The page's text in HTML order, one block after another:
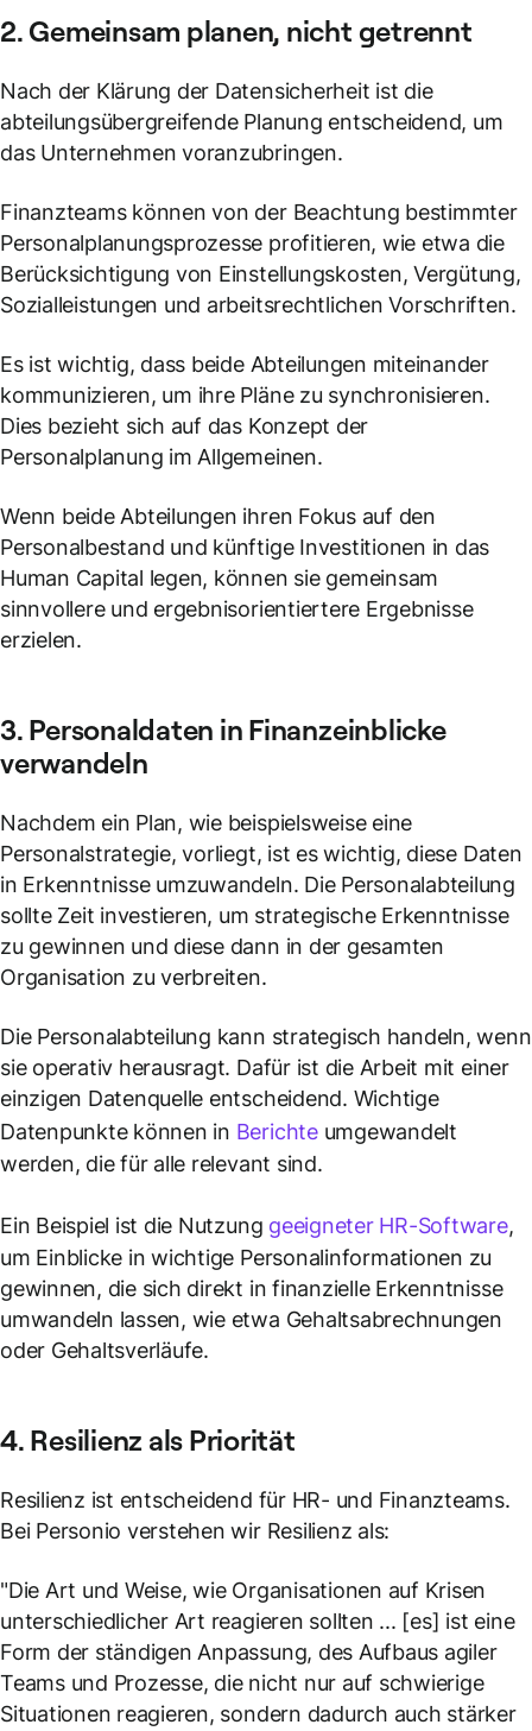
2. Gemeinsam planen, nicht getrennt
Nach der Klärung der Datensicherheit ist die
abteilungsübergreifende Planung entscheidend, um
das Unternehmen voranzubringen.
Finanzteams können von der Beachtung bestimmter
Personalplanungsprozesse profitieren, wie etwa die
Berücksichtigung von Einstellungskosten, Vergütung,
Sozialleistungen und arbeitsrechtlichen Vorschriften.
Es ist wichtig, dass beide Abteilungen miteinander
kommunizieren, um ihre Pläne zu synchronisieren.
Dies bezieht sich auf das Konzept der
Personalplanung im Allgemeinen.
Wenn beide Abteilungen ihren Fokus auf den
Personalbestand und künftige Investitionen in das
Human Capital legen, können sie gemeinsam
sinnvollere und ergebnisorientiertere Ergebnisse
erzielen.
3. Personaldaten in Finanzeinblicke
verwandeln
Nachdem ein Plan, wie beispielsweise eine
Personalstrategie, vorliegt, ist es wichtig, diese Daten
in Erkenntnisse umzuwandeln. Die Personalabteilung
sollte Zeit investieren, um strategische Erkenntnisse
zu gewinnen und diese dann in der gesamten
Organisation zu verbreiten.
Die Personalabteilung kann strategisch handeln, wenn
sie operativ herausragt. Dafür ist die Arbeit mit einer
einzigen Datenquelle entscheidend. Wichtige
Datenpunkte können in Berichte umgewandelt
werden, die für alle relevant sind.
Ein Beispiel ist die Nutzung geeigneter HR-Software,
um Einblicke in wichtige Personalinformationen zu
gewinnen, die sich direkt in finanzielle Erkenntnisse
umwandeln lassen, wie etwa Gehaltsabrechnungen
oder Gehaltsverläufe.
4. Resilienz als Priorität
Resilienz ist entscheidend für HR- und Finanzteams.
Bei Personio verstehen wir Resilienz als:
"Die Art und Weise, wie Organisationen auf Krisen
unterschiedlicher Art reagieren sollten ... [es] ist eine
Form der ständigen Anpassung, des Aufbaus agiler
Teams und Prozesse, die nicht nur auf schwierige
Situationen reagieren, sondern dadurch auch stärker